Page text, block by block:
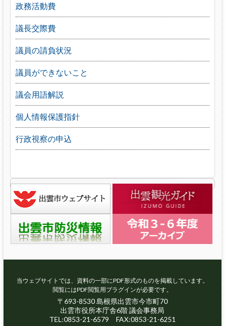
政務活動費
議長交際費
議員の請負状況
議員ができないこと
議会用語解説
個人情報保護指針
行政視察の申込
当ウェブサイトでは、資料の一部にPDF形式のものを掲載しています。
閲覧にはPDF閲覧用プラグインが必要です。
〒693-8530 島根県出雲市今市町70
出雲市役所本庁舎6階 議会事務局
TEL:0853-21-6579 FAX:0853-21-6251